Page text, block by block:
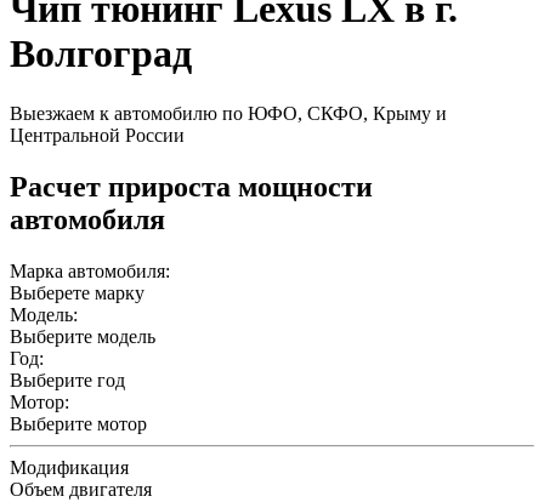
Чип тюнинг Lexus LX в г.
Волгоград
Выезжаем к автомобилю по ЮФО, СКФО, Крыму и
Центральной России
Расчет прироста мощности
автомобиля
Марка автомобиля:
Выберете марку
Модель:
Выберите модель
Год:
Выберите год
Мотор:
Выберите мотор
Модификация
Объем двигателя